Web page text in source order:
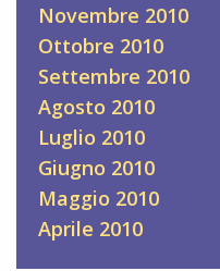
Novembre 2010
Ottobre 2010
Settembre 2010
Agosto 2010
Luglio 2010
Giugno 2010
Maggio 2010
Aprile 2010